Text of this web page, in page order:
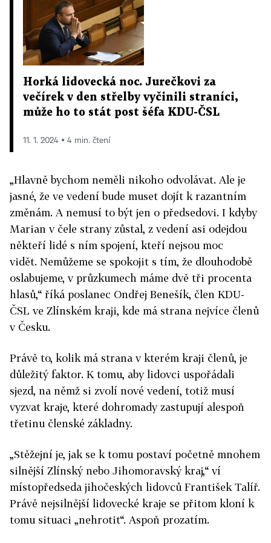
Horká lidovecká noc. Jurečkovi za
večírek v den střelby vyčinili straníci,
může ho to stát post šéfa KDU-ČSL
11. 1. 2024 ▪ 4 min. čtení
„Hlavně bychom neměli nikoho odvolávat. Ale je
jasné, že ve vedení bude muset dojít k razantním
změnám. A nemusí to být jen o předsedovi. I kdyby
Marian v čele strany zůstal, z vedení asi odejdou
někteří lidé s ním spojení, kteří nejsou moc
vidět. Nemůžeme se spokojit s tím, že dlouhodobě
oslabujeme, v průzkumech máme dvě tři procenta
hlasů,“ říká poslanec Ondřej Benešík, člen KDU-
ČSL ve Zlínském kraji, kde má strana nejvíce členů
v Česku.
Právě to, kolik má strana v kterém kraji členů, je
důležitý faktor. K tomu, aby lidovci uspořádali
sjezd, na němž si zvolí nové vedení, totiž musí
vyzvat kraje, které dohromady zastupují alespoň
třetinu členské základny.
„Stěžejní je, jak se k tomu postaví početně mnohem
silnější Zlínský nebo Jihomoravský kraj,“ ví
místopředseda jihočeských lidovců František Talíř.
Právě nejsilnější lidovecké kraje se přitom kloní k
tomu situaci „nehrotit“. Aspoň prozatím.